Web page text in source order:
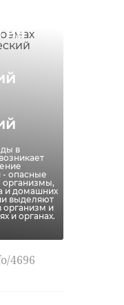
на
в
- опасные
организмы,
и домашних
выделяют
организм и
и органах.
4696